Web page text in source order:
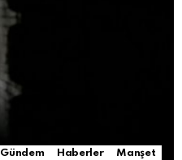
Gündem Haberler Manşet